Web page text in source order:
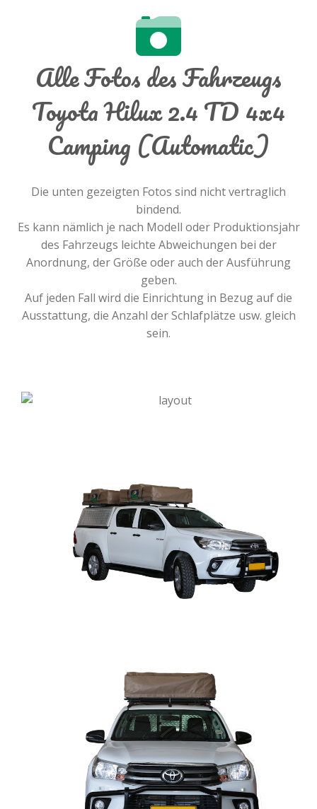
Alle Fotos des Fahrzeugs
Toyota Hilux 2.4 TD 4x4
Camping (Automatic)
Die unten gezeigten Fotos sind nicht vertraglich
bindend.
Es kann nämlich je nach Modell oder Produktionsjahr
des Fahrzeugs leichte Abweichungen bei der
Anordnung, der Größe oder auch der Ausführung
geben.
Auf jeden Fall wird die Einrichtung in Bezug auf die
Ausstattung, die Anzahl der Schlafplätze usw. gleich
sein.